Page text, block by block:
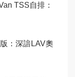
TSS自排：
：深諳LAV奧